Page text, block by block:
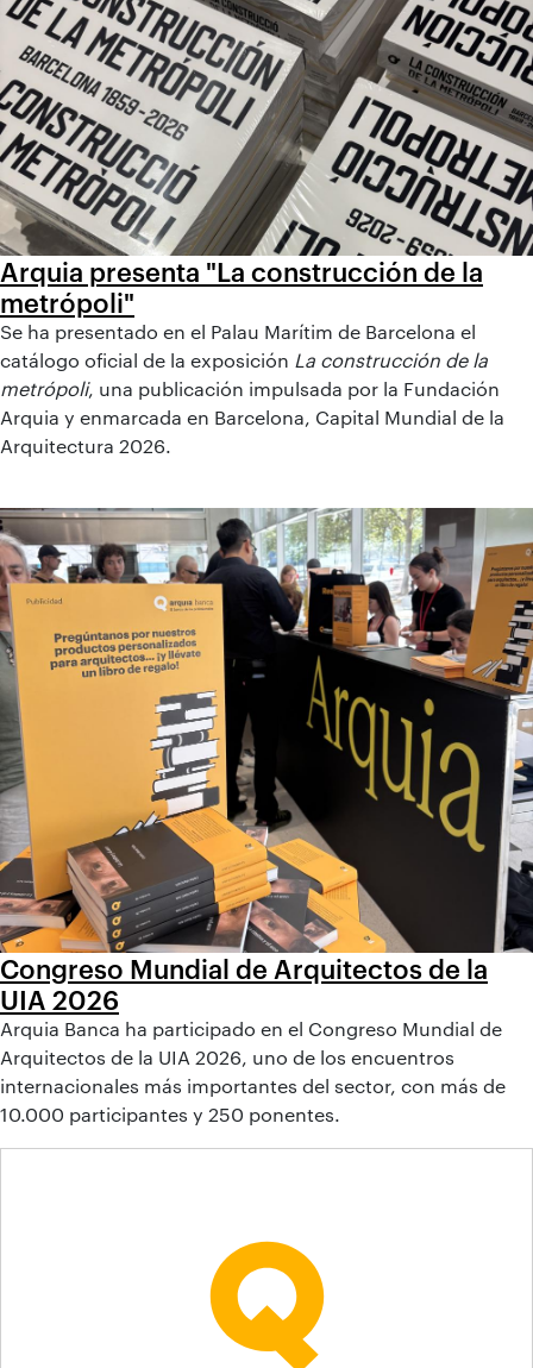
Arquia presenta "La construcción de la
metrópoli"
Se ha presentado en el Palau Marítim de Barcelona el
catálogo oficial de la exposición La construcción de la
metrópoli, una publicación impulsada por la Fundación
Arquia y enmarcada en Barcelona, Capital Mundial de la
Arquitectura 2026.
Congreso Mundial de Arquitectos de la
UIA 2026
Arquia Banca ha participado en el Congreso Mundial de
Arquitectos de la UIA 2026, uno de los encuentros
internacionales más importantes del sector, con más de
10.000 participantes y 250 ponentes.